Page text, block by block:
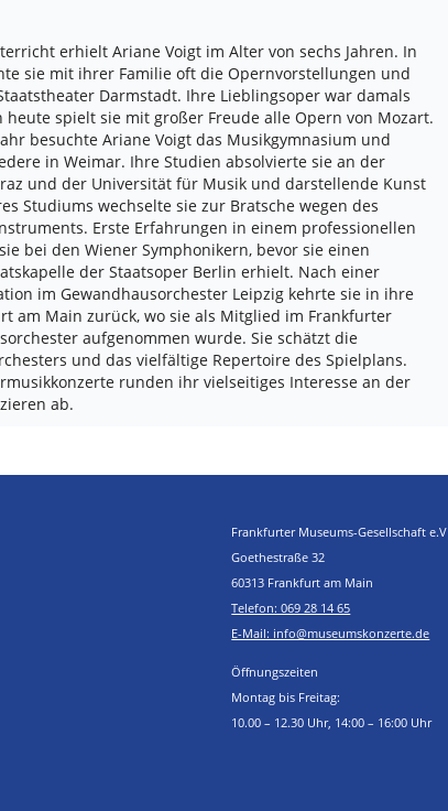
erhielt Ariane Voigt im Alter von sechs Jahren. In
sie mit ihrer Familie oft die Opernvorstellungen und
Darmstadt. Ihre Lieblingsoper war damals
heute spielt sie mit großer Freude alle Opern von Mozart.
besuchte Ariane Voigt das Musikgymnasium und
in Weimar. Ihre Studien absolvierte sie an der
und der Universität für Musik und darstellende Kunst
Studiums wechselte sie zur Bratsche wegen des
Erste Erfahrungen in einem professionellen
bei den Wiener Symphonikern, bevor sie einen
der Staatsoper Berlin erhielt. Nach einer
im Gewandhausorchester Leipzig kehrte sie in ihre
am Main zurück, wo sie als Mitglied im Frankfurter
aufgenommen wurde. Sie schätzt die
und das vielfältige Repertoire des Spielplans.
runden ihr vielseitiges Interesse an der
ab.
Frankfurter Museums-Gesellschaft e.V
Goethestraße 32
60313 Frankfurt am Main
Telefon: 069 28 14 65
E-Mail: info@museumskonzerte.de
Öffnungszeiten
Montag bis Freitag:
10.00 – 12.30 Uhr, 14:00 – 16:00 Uhr